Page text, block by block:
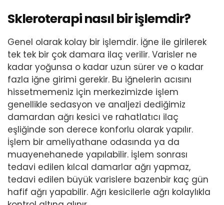
Skleroterapi nasıl bir işlemdir?
Genel olarak kolay bir işlemdir. İğne ile girilerek
tek tek bir çok damara ilaç verilir. Varisler ne
kadar yoğunsa o kadar uzun sürer ve o kadar
fazla iğne girimi gerekir. Bu iğnelerin acısını
hissetmemeniz için merkezimizde işlem
genellikle sedasyon ve analjezi dediğimiz
damardan ağrı kesici ve rahatlatıcı ilaç
eşliğinde son derece konforlu olarak yapılır.
İşlem bir ameliyathane odasında ya da
muayenehanede yapılabilir. İşlem sonrası
tedavi edilen kılcal damarlar ağrı yapmaz,
tedavi edilen büyük varislere bazenbir kaç gün
hafif ağrı yapabilir. Ağrı kesicilerle ağrı kolaylıkla